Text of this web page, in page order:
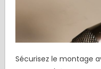
Sécurisez le montage